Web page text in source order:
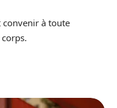
convenir à toute